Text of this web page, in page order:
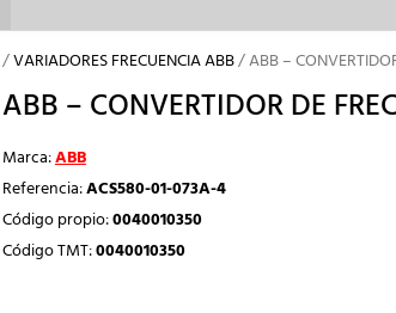
/VARIADORES FRECUENCIA ABB/ ABB –
ABB – CONVERTIDOR DE
Marca:ABB
Referencia:ACS580-01-073A-4
Código propio:0040010350
Código TMT:0040010350